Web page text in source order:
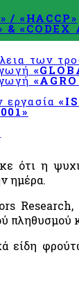
/ «HACCP»
& «CODEX
των
εργασία
ότι η
ημέρα.